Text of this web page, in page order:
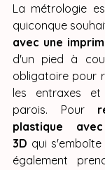
La métrologie
quiconque
avec une
d'un pied à
obligatoire pour
les entraxes
parois. Pour
plastique
3D qui
également